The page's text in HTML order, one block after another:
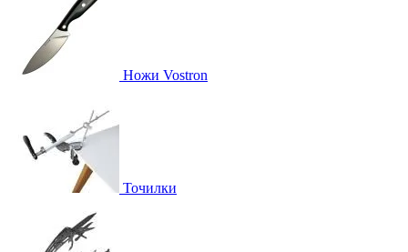
Ножи Vostron
Точилки